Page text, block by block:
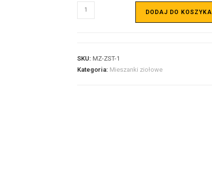
DODAJ DO KOSZYKA
SKU: MZ-ZST-1
Kategoria: Mieszanki ziołowe